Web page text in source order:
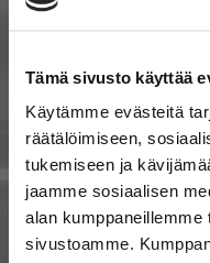
Tämä sivusto käyttää
Käytämme evästeitä
räätälöimiseen,
tukemiseen ja
jaamme sosiaalisen
alan
sivustoamme.
CrossFit